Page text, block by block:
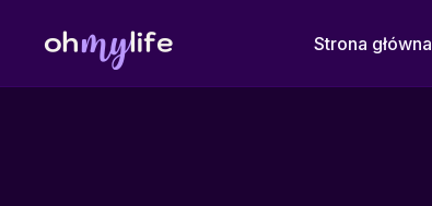
Strona główna